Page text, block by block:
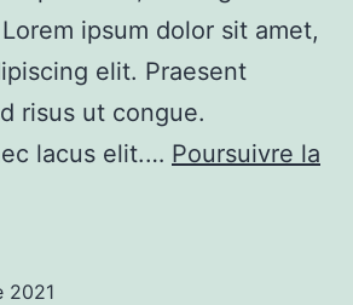
ipsum dolor sit amet,
elit. Praesent
risus ut congue.
lacus elit.… Poursuivre la
2021